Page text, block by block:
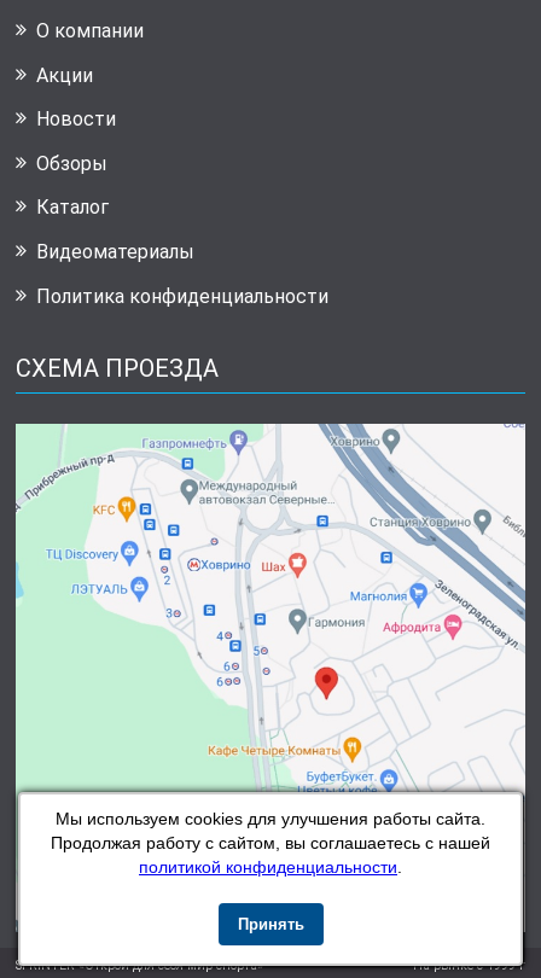
Мы используем cookies для улучшения работы сайта.
Продолжая работу с сайтом, вы соглашаетесь с нашей
политикой конфиденциальности
Принять
О компании
Акции
Новости
Обзоры
Каталог
Видеоматериалы
Политика конфиденциальности
СХЕМА ПРОЕЗДА
SPRINTER «Открой для себя мир спорта» На рынке с 1999 г